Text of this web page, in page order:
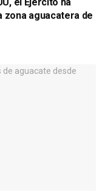
zona aguacatera de